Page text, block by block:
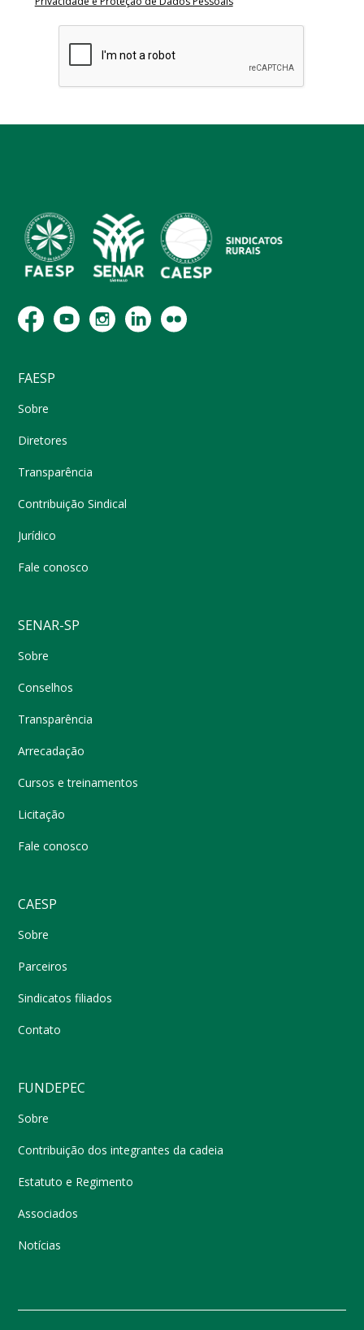
FAESP
Sobre
Diretores
Transparência
Contribuição Sindical
Jurídico
Fale conosco
SENAR-SP
Sobre
Conselhos
Transparência
Arrecadação
Cursos e treinamentos
Licitação
Fale conosco
CAESP
Sobre
Parceiros
Sindicatos filiados
Contato
FUNDEPEC
Sobre
Contribuição dos integrantes da cadeia
Estatuto e Regimento
Associados
Notícias